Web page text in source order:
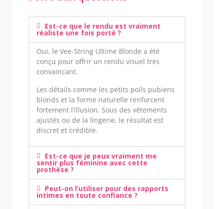
Est-ce que le rendu est vraiment
réaliste une fois porté ?
Oui, le Vee-String Ultime Blonde a été
conçu pour offrir un rendu visuel très
convaincant.
Les détails comme les petits poils pubiens
blonds et la forme naturelle renforcent
fortement l’illusion. Sous des vêtements
ajustés ou de la lingerie, le résultat est
discret et crédible.
Est-ce que je peux vraiment me
sentir plus féminine avec cette
prothèse ?
Peut-on l’utiliser pour des rapports
intimes en toute confiance ?